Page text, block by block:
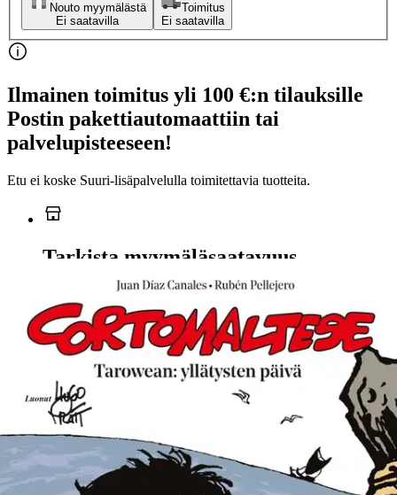
Nouto myymälästä
Ei saatavilla
Toimitus
Ei saatavilla
Ilmainen toimitus yli 100 €:n tilauksille
Postin pakettiautomaattiin tai
palvelupisteeseen!
Etu ei koske Suuri‑lisäpalvelulla toimitettavia tuotteita.
Tarkista myymäläsaatavuus
Ei saatavilla
Tuotekuvaus
Suolaisen meren balladi -albumissa lauttaan sidottu Corto Maltese